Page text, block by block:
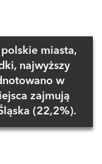
miasta,
najwyższy
w
zajmują
(22,2%).